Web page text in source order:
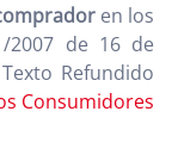
en los
2007 de 16 de
Refundido
Consumidores